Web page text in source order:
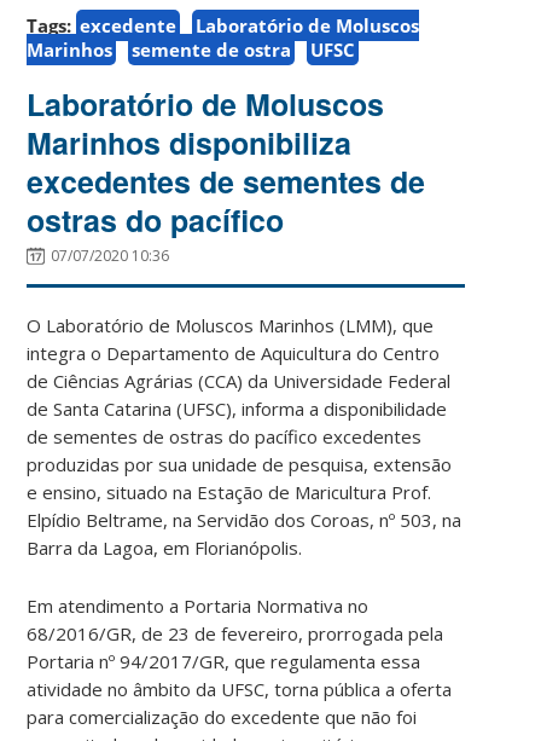
Tags: excedente
Laboratório de Moluscos
Marinhos
semente de ostra UFSC
Laboratório de Moluscos
Marinhos disponibiliza
excedentes de sementes de
ostras do pacífico
07/07/2020 10:36
O Laboratório de Moluscos Marinhos (LMM), que
integra o Departamento de Aquicultura do Centro
de Ciências Agrárias (CCA) da Universidade Federal
de Santa Catarina (UFSC), informa a disponibilidade
de sementes de ostras do pacífico excedentes
produzidas por sua unidade de pesquisa, extensão
e ensino, situado na Estação de Maricultura Prof.
Elpídio Beltrame, na Servidão dos Coroas, nº 503, na
Barra da Lagoa, em Florianópolis.
Em atendimento a Portaria Normativa no
68/2016/GR, de 23 de fevereiro, prorrogada pela
Portaria nº 94/2017/GR, que regulamenta essa
atividade no âmbito da UFSC, torna pública a oferta
para comercialização do excedente que não foi